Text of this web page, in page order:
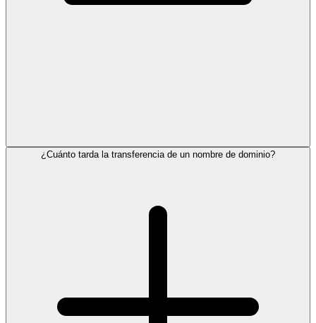
¿Cuánto tarda la transferencia de un nombre de dominio?